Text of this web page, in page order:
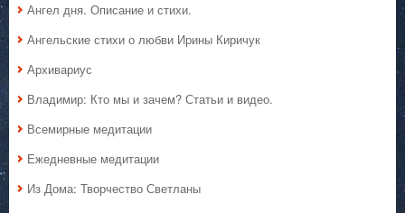
Ангел дня. Описание и стихи.
Ангельские стихи о любви Ирины Киричук
Архивариус
Владимир: Кто мы и зачем? Статьи и видео.
Всемирные медитации
Ежедневные медитации
Из Дома: Творчество Светланы